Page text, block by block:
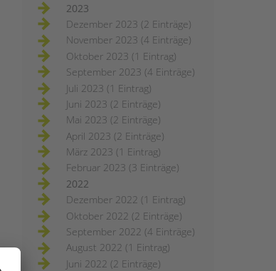
2023
Dezember 2023 (2 Einträge)
November 2023 (4 Einträge)
Oktober 2023 (1 Eintrag)
September 2023 (4 Einträge)
Juli 2023 (1 Eintrag)
Juni 2023 (2 Einträge)
Mai 2023 (2 Einträge)
April 2023 (2 Einträge)
März 2023 (1 Eintrag)
Februar 2023 (3 Einträge)
2022
Dezember 2022 (1 Eintrag)
Oktober 2022 (2 Einträge)
September 2022 (4 Einträge)
August 2022 (1 Eintrag)
Juni 2022 (2 Einträge)